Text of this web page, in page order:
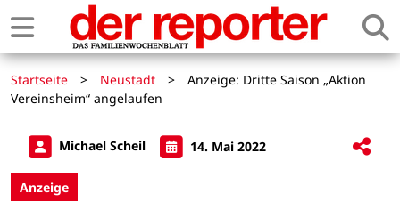
Startseite > Neustadt >
Anzeige: Dritte Saison „Aktion
Vereinsheim“ angelaufen
Michael Scheil 14. Mai 2022
Anzeige